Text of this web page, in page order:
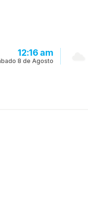
12:16 am
8 de Agosto